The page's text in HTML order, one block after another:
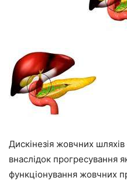
Дискінезія жовчних
внаслідок прогресування
функціонування жовчних